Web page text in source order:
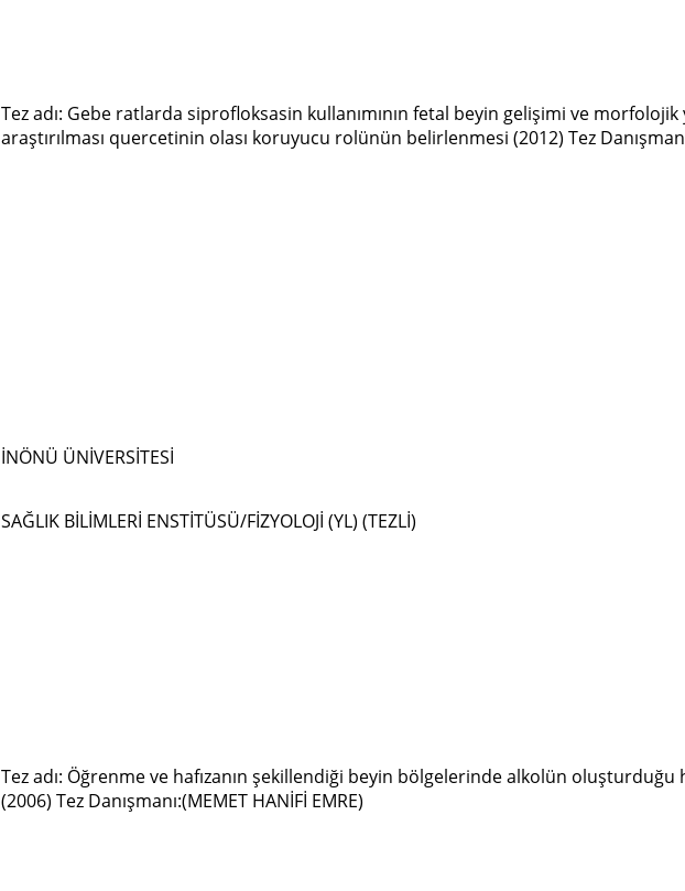
Tez adı: Gebe ratlarda siprofloksasin kullanımının fetal beyin gelişimi ve
araştırılması quercetinin olası koruyucu rolünün belirlenmesi (2012) Tez
İNÖNÜ ÜNİVERSİTESİ
SAĞLIK BİLİMLERİ ENSTİTÜSÜ/FİZYOLOJİ (YL) (TEZLİ)
Tez adı: Öğrenme ve hafızanın şekillendiği beyin bölgelerinde alkolün
(2006) Tez Danışmanı:(MEMET HANİFİ EMRE)